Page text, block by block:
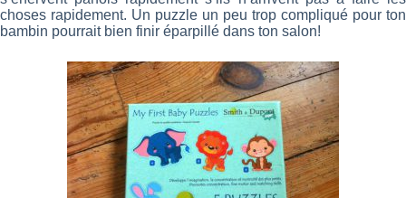
choses rapidement. Un puzzle un peu trop compliqué pour ton
bambin pourrait bien finir éparpillé dans ton salon!